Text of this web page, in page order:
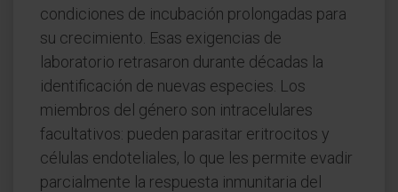
condiciones de incubación prolongadas para
su crecimiento. Esas exigencias de
laboratorio retrasaron durante décadas la
identificación de nuevas especies. Los
miembros del género son intracelulares
facultativos: pueden parasitar eritrocitos y
células endoteliales, lo que les permite evadir
parcialmente la respuesta inmunitaria del